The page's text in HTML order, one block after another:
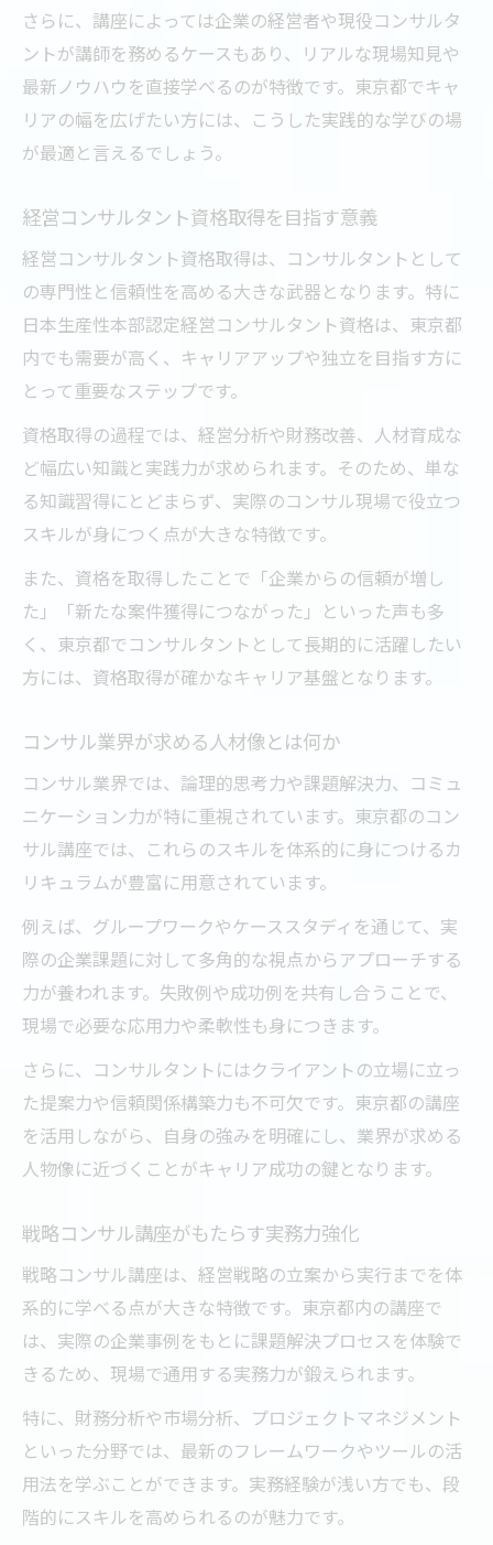
さらに、講座によっては企業の経営者や現役コンサルタ
ントが講師を務めるケースもあり、リアルな現場知見や
最新ノウハウを直接学べるのが特徴です。東京都でキャ
リアの幅を広げたい方には、こうした実践的な学びの場
が最適と言えるでしょう。
経営コンサルタント資格取得を目指す意義
経営コンサルタント資格取得は、コンサルタントとして
の専門性と信頼性を高める大きな武器となります。特に
日本生産性本部認定経営コンサルタント資格は、東京都
内でも需要が高く、キャリアアップや独立を目指す方に
とって重要なステップです。
資格取得の過程では、経営分析や財務改善、人材育成な
ど幅広い知識と実践力が求められます。そのため、単な
る知識習得にとどまらず、実際のコンサル現場で役立つ
スキルが身につく点が大きな特徴です。
また、資格を取得したことで「企業からの信頼が増し
た」「新たな案件獲得につながった」といった声も多
く、東京都でコンサルタントとして長期的に活躍したい
方には、資格取得が確かなキャリア基盤となります。
コンサル業界が求める人材像とは何か
コンサル業界では、論理的思考力や課題解決力、コミュ
ニケーション力が特に重視されています。東京都のコン
サル講座では、これらのスキルを体系的に身につけるカ
リキュラムが豊富に用意されています。
例えば、グループワークやケーススタディを通じて、実
際の企業課題に対して多角的な視点からアプローチする
力が養われます。失敗例や成功例を共有し合うことで、
現場で必要な応用力や柔軟性も身につきます。
さらに、コンサルタントにはクライアントの立場に立っ
た提案力や信頼関係構築力も不可欠です。東京都の講座
を活用しながら、自身の強みを明確にし、業界が求める
人物像に近づくことがキャリア成功の鍵となります。
戦略コンサル講座がもたらす実務力強化
戦略コンサル講座は、経営戦略の立案から実行までを体
系的に学べる点が大きな特徴です。東京都内の講座で
は、実際の企業事例をもとに課題解決プロセスを体験で
きるため、現場で通用する実務力が鍛えられます。
特に、財務分析や市場分析、プロジェクトマネジメント
といった分野では、最新のフレームワークやツールの活
用法を学ぶことができます。実務経験が浅い方でも、段
階的にスキルを高められるのが魅力です。